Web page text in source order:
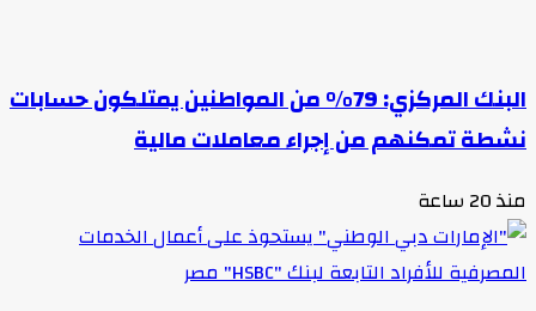
البنك المركزي: 79% من المواطنين يمتلكون حسابات
نشطة تمكنهم من إجراء معاملات مالية
منذ 20 ساعة